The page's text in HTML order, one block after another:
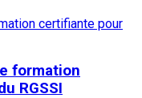
formation
RGSSI